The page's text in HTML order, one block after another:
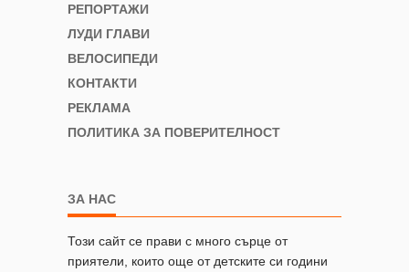
РЕПОРТАЖИ
ЛУДИ ГЛАВИ
ВЕЛОСИПЕДИ
КОНТАКТИ
РЕКЛАМА
ПОЛИТИКА ЗА ПОВЕРИТЕЛНОСТ
ЗА НАС
Този сайт се прави с много сърце от
приятели, които още от детските си години